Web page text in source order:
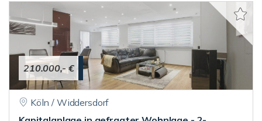
210.000,- €
Köln / Widdersdorf